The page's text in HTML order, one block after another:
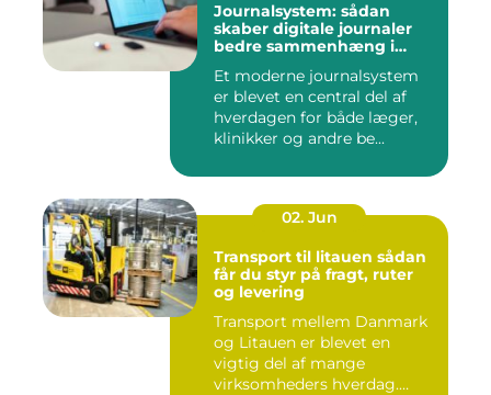
Journalsystem: sådan
skaber digitale journaler
bedre sammenhæng i
Et moderne journalsystem
er blevet en central del af
hverdagen for både læger,
klinikker og andre be...
02. Jun
Transport til litauen sådan
får du styr på fragt, ruter
og levering
Transport mellem Danmark
og Litauen er blevet en
vigtig del af mange
virksomheders hverdag.